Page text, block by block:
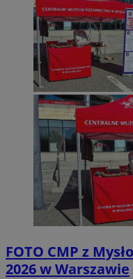
FOTO CMP z
2026 w Warszawie